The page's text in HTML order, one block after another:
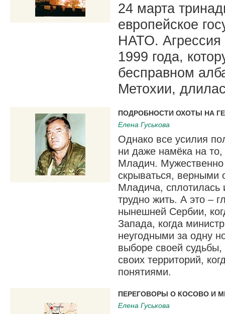
24 марта
европейское
НАТО. Агрессия
1999 года,
бесправном
Метохии,
ПОДРОБНОСТИ ОХОТЫ НА
Елена Гуськова
Однако все усилия
ни даже намёка на то,
Младич. Мужественно
скрываться, верными
Младича, сплотилась
трудно жить. А это –
нынешней Сербии,
Запада, когда
неугодными за одну
выборе своей судьбы,
своих территорий,
понятиями.
ПЕРЕГОВОРЫ О КОСОВО И
Елена Гуськова